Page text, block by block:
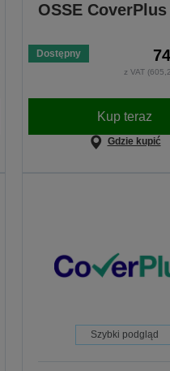
OSSE CoverPlus
Dostępny
z VAT
Kup teraz
Gdzie kupić
Szybki podgląd